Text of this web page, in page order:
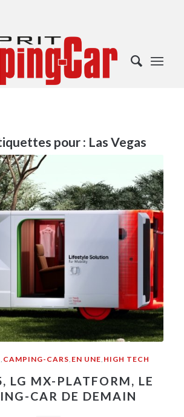
pour : Las Vegas
CAMPING-CARS EN UNE HIGH TECH
LG MX-PLATFORM, LE
CAR DE DEMAIN